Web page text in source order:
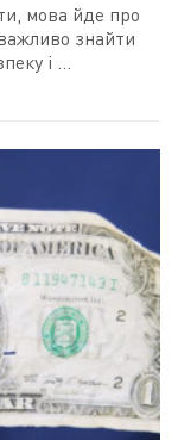
мова йде про
знайти
і ...